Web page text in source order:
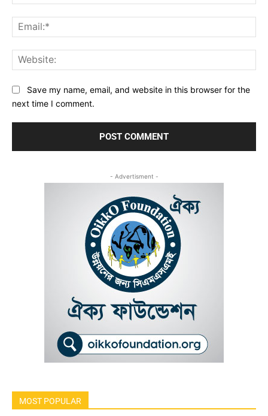
Save my name, email, and website in this browser for the
next time I comment.
- Advertisment -
MOST POPULAR